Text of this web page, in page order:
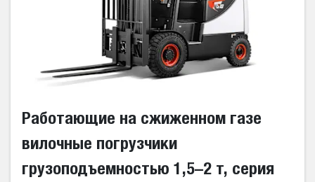
Работающие на сжиженном газе
вилочные погрузчики
грузоподъемностью 1,5–2 т, серия